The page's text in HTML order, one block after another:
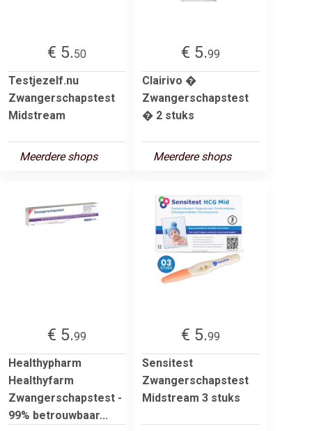
€ 5.50
Testjezelf.nu
Zwangerschapstest
Midstream
Meerdere shops
€ 5.99
Clairivo �
Zwangerschapstest
� 2 stuks
Meerdere shops
€ 5.99
Healthypharm
Healthyfarm
Zwangerschapstest -
99% betrouwbaar...
€ 5.99
Sensitest
Zwangerschapstest
Midstream 3 stuks